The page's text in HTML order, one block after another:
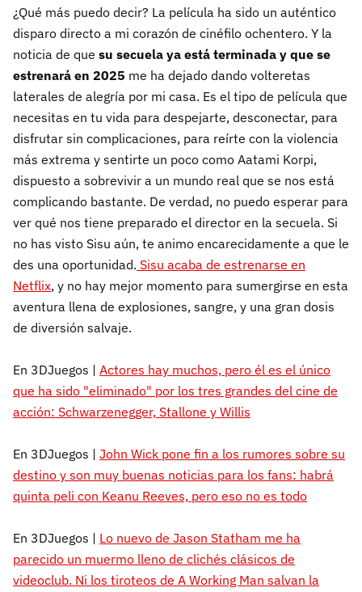
¿Qué más puedo decir? La película ha sido un auténtico
disparo directo a mi corazón de cinéfilo ochentero. Y la
noticia de que su secuela ya está terminada y que se
estrenará en 2025 me ha dejado dando volteretas
laterales de alegría por mi casa. Es el tipo de película que
necesitas en tu vida para despejarte, desconectar, para
disfrutar sin complicaciones, para reírte con la violencia
más extrema y sentirte un poco como Aatami Korpi,
dispuesto a sobrevivir a un mundo real que se nos está
complicando bastante. De verdad, no puedo esperar para
ver qué nos tiene preparado el director en la secuela. Si
no has visto Sisu aún, te animo encarecidamente a que le
des una oportunidad. Sisu acaba de estrenarse en
Netflix, y no hay mejor momento para sumergirse en esta
aventura llena de explosiones, sangre, y una gran dosis
de diversión salvaje.
En 3DJuegos | Actores hay muchos, pero él es el único
que ha sido "eliminado" por los tres grandes del cine de
acción: Schwarzenegger, Stallone y Willis
En 3DJuegos | John Wick pone fin a los rumores sobre su
destino y son muy buenas noticias para los fans: habrá
quinta peli con Keanu Reeves, pero eso no es todo
En 3DJuegos | Lo nuevo de Jason Statham me ha
parecido un muermo lleno de clichés clásicos de
videoclub. Ni los tiroteos de A Working Man salvan la